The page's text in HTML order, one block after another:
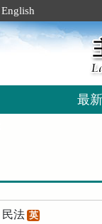
English
最
民法 英